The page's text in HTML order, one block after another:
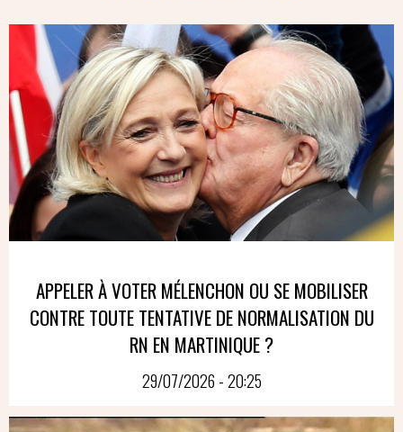
APPELER À VOTER MÉLENCHON OU SE MOBILISER
CONTRE TOUTE TENTATIVE DE NORMALISATION DU
RN EN MARTINIQUE ?
29/07/2026 - 20:25